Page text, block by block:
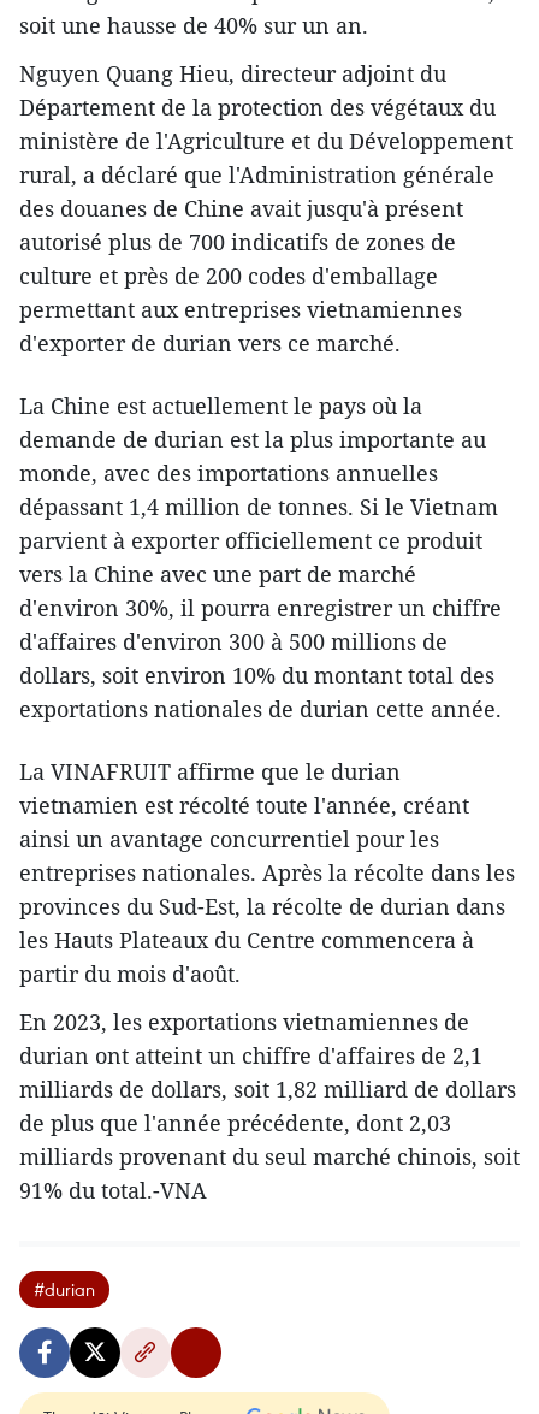
soit une hausse de 40% sur un an.
Nguyen Quang Hieu, directeur adjoint du
Département de la protection des végétaux du
ministère de l'Agriculture et du Développement
rural, a déclaré que l'Administration générale
des douanes de Chine avait jusqu'à présent
autorisé plus de 700 indicatifs de zones de
culture et près de 200 codes d'emballage
permettant aux entreprises vietnamiennes
d'exporter de durian vers ce marché.
La Chine est actuellement le pays où la
demande de durian est la plus importante au
monde, avec des importations annuelles
dépassant 1,4 million de tonnes. Si le Vietnam
parvient à exporter officiellement ce produit
vers la Chine avec une part de marché
d'environ 30%, il pourra enregistrer un chiffre
d'affaires d'environ 300 à 500 millions de
dollars, soit environ 10% du montant total des
exportations nationales de durian cette année.
La VINAFRUIT affirme que le durian
vietnamien est récolté toute l'année, créant
ainsi un avantage concurrentiel pour les
entreprises nationales. Après la récolte dans les
provinces du Sud-Est, la récolte de durian dans
les Hauts Plateaux du Centre commencera à
partir du mois d'août.
En 2023, les exportations vietnamiennes de
durian ont atteint un chiffre d'affaires de 2,1
milliards de dollars, soit 1,82 milliard de dollars
de plus que l'année précédente, dont 2,03
milliards provenant du seul marché chinois, soit
91% du total.-VNA
#durian